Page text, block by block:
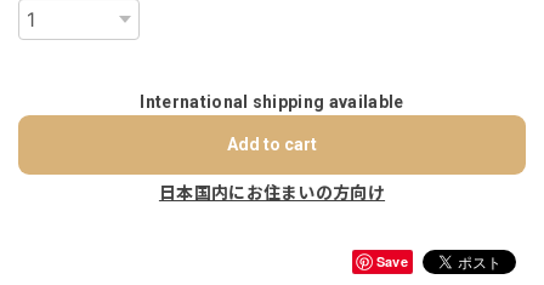
International shipping available
Add to cart
日本国内にお住まいの方向け
Save